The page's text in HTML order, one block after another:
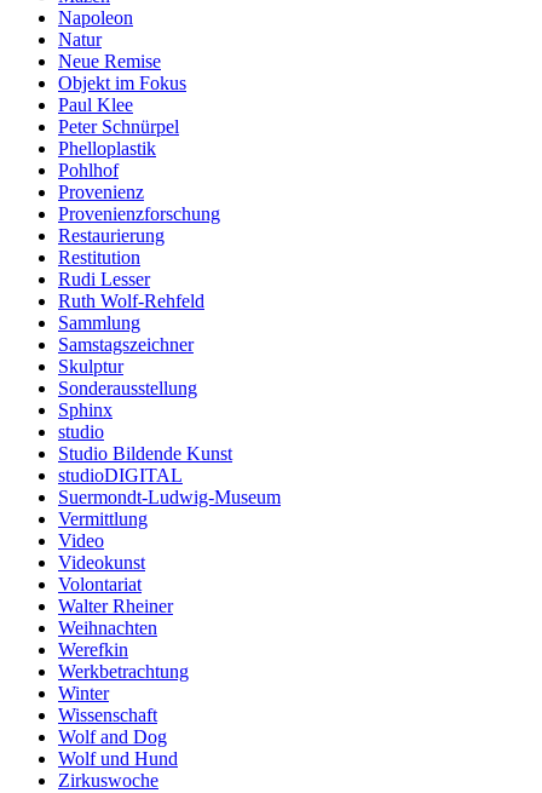
Napoleon
Natur
Neue Remise
Objekt im Fokus
Paul Klee
Peter Schnürpel
Phelloplastik
Pohlhof
Provenienz
Provenienzforschung
Restaurierung
Restitution
Rudi Lesser
Ruth Wolf-Rehfeld
Sammlung
Samstagszeichner
Skulptur
Sonderausstellung
Sphinx
studio
Studio Bildende Kunst
studioDIGITAL
Suermondt-Ludwig-Museum
Vermittlung
Video
Videokunst
Volontariat
Walter Rheiner
Weihnachten
Werefkin
Werkbetrachtung
Winter
Wissenschaft
Wolf and Dog
Wolf und Hund
Zirkuswoche